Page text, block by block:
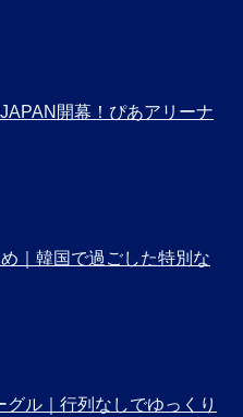
開幕！ぴあアリーナ
｜韓国で過ごした特別な
ル｜行列なしでゆっくり